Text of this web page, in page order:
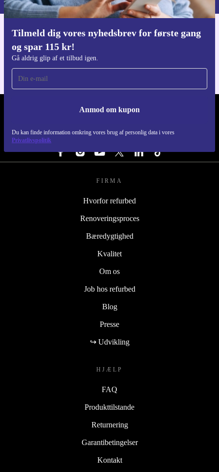
Tilmeld dig vores nyhedsbrev for første gang
og spar 115 kr!
Gå aldrig glip af et tilbud igen.
Anmod om kupon
Du kan finde information omkring vores brug af personlig data i vores
Privatlivspolitik
Download refurbed appen
REFURBED DANMARK - RETHINK NEW.
FØLG OS
FIRMA
Hvorfor refurbed
Renoveringsproces
Bæredygtighed
Kvalitet
Om os
Job hos refurbed
Blog
Presse
↪ Udvikling
HJÆLP
FAQ
Produkttilstande
Returnering
Garantibetingelser
Kontakt